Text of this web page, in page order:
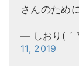
さんのため
— しおり( ´
11, 2019